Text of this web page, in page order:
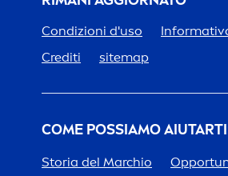
Condizioni d'uso
Crediti
sitemap
COME POSSIAMO
Storia del Marchio